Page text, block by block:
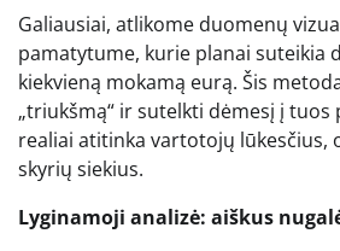
Galiausiai, atlikome duomenų
pamatytume, kurie planai suteikia
kiekvieną mokamą eurą. Šis
„triukšmą“ ir sutelkti dėmesį į tuos
realiai atitinka vartotojų lūkesčius,
skyrių siekius.
Lyginamoji analizė: aiškus